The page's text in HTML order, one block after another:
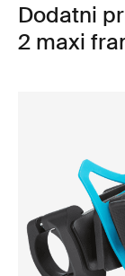
Dodatni
2 maxi